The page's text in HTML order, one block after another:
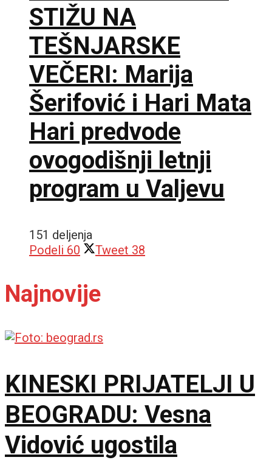
STIŽU NA
TEŠNJARSKE
VEČERI: Marija
Šerifović i Hari Mata
Hari predvode
ovogodišnji letnji
program u Valjevu
151 deljenja
Podeli 60 Tweet 38
Najnovije
KINESKI PRIJATELJI U
BEOGRADU: Vesna
Vidović ugostila